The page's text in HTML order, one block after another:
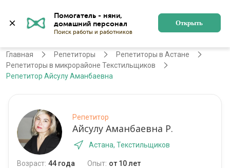
Помогатель - няни,
Поиск работы и работников
Открыть
Астана Регистрация
Главная Репетиторы
Репетиторы в Астане
Репетиторы в микрорайоне Текстильщиков
Репетитор Айсулу Аманбаевна
Репетитор
Айсулу Аманбаевна Р.
Астана, Текстильщиков
Возраст: 44 года Опыт: от 10 лет